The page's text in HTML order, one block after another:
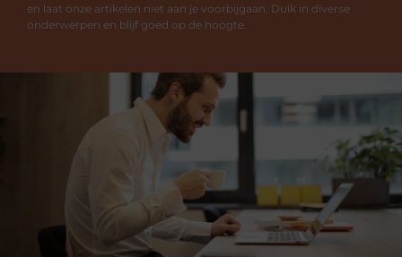
en laat onze artikelen niet aan je voorbijgaan. Duik in diverse
onderwerpen en blijf goed op de hoogte.